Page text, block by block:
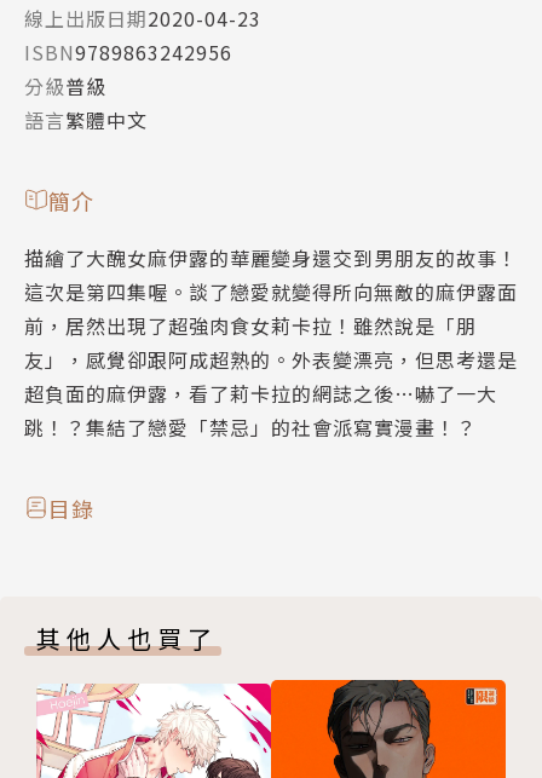
線上出版日期2020-04-23
ISBN9789863242956
分級普級
語言繁體中文
簡介
描繪了大醜女麻伊露的華麗變身還交到男朋友的故事！
這次是第四集喔。談了戀愛就變得所向無敵的麻伊露面
前，居然出現了超強肉食女莉卡拉！雖然說是「朋
友」，感覺卻跟阿成超熟的。外表變漂亮，但思考還是
超負面的麻伊露，看了莉卡拉的網誌之後…嚇了一大
跳！？集結了戀愛「禁忌」的社會派寫實漫畫！？
目錄
其他人也買了